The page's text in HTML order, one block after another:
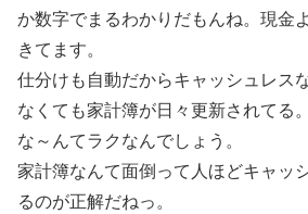
か数字でまるわかりだもんね。現金
きてます。
仕分けも自動だからキャッシュレス
なくても家計簿が日々更新されてる。
な～んてラクなんでしょう。
家計簿なんて面倒って人ほどキャッ
るのが正解だねっ。